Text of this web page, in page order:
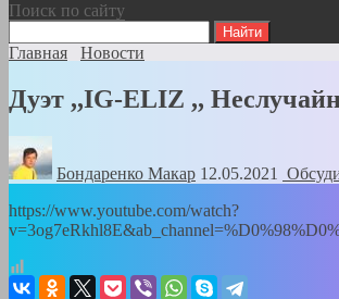
Поиск по сайту
Главная Новости
Дуэт ,,IG-ELIZ ,,
Бондаренко Mакар 12.05.2021
https://www.youtube.com/watch?